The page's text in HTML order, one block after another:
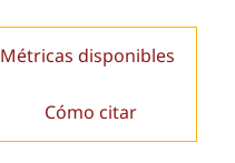
Métricas disponibles
Cómo citar